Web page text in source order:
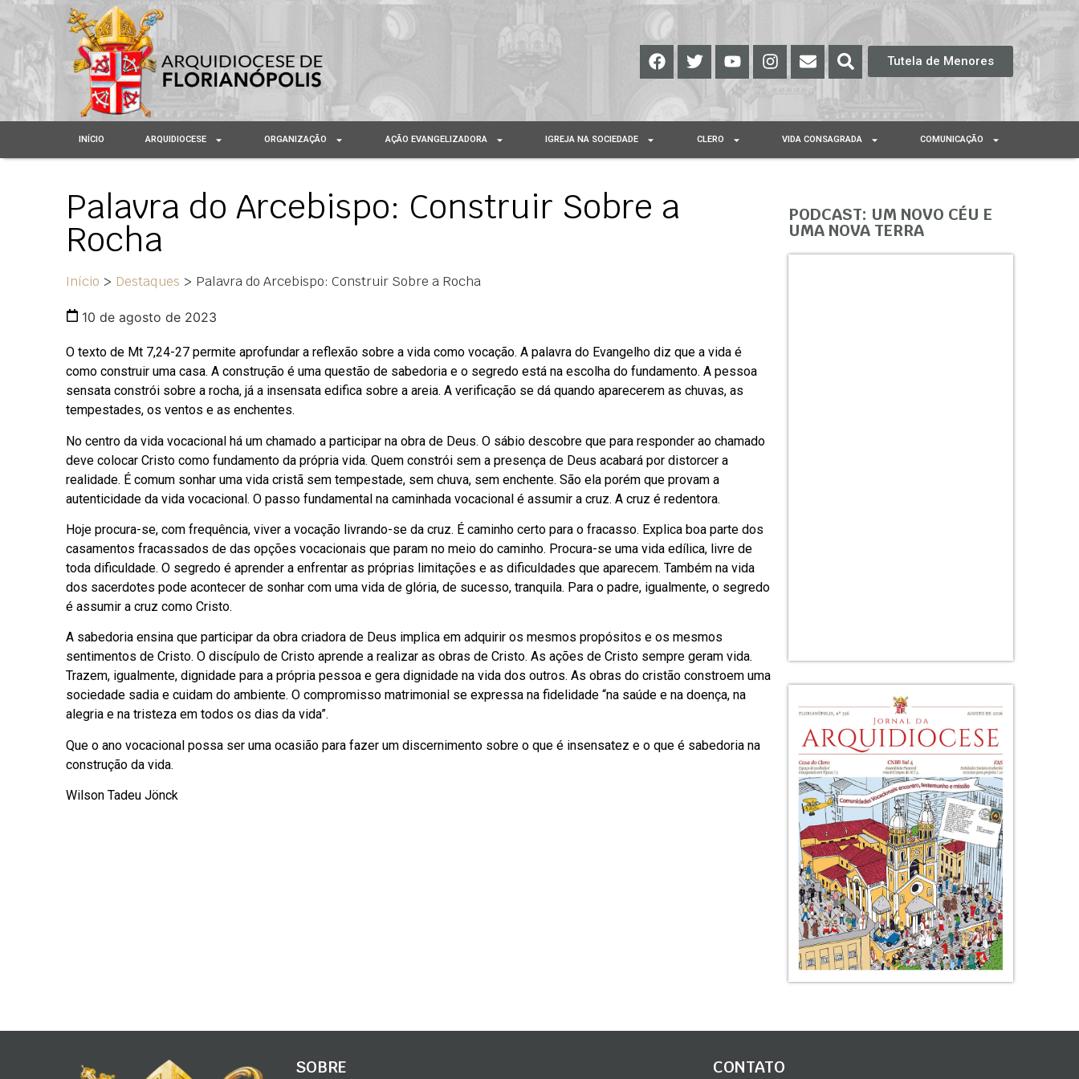
Tutela de Menores
INÍCIO ARQUIDIOCESE ORGANIZAÇÃO AÇÃO EVANGELIZADORA IGREJA NA SOCIEDADE CLERO VIDA CONSAGRADA COMUNICAÇÃO
Palavra do Arcebispo: Construir Sobre a
Rocha
Início > Destaques > Palavra do Arcebispo: Construir Sobre a Rocha
10 de agosto de 2023
O texto de Mt 7,24-27 permite aprofundar a reflexão sobre a vida como vocação. A palavra do Evangelho diz que a vida é
como construir uma casa. A construção é uma questão de sabedoria e o segredo está na escolha do fundamento. A pessoa
sensata constrói sobre a rocha, já a insensata edifica sobre a areia. A verificação se dá quando aparecerem as chuvas, as
tempestades, os ventos e as enchentes.
No centro da vida vocacional há um chamado a participar na obra de Deus. O sábio descobre que para responder ao chamado
deve colocar Cristo como fundamento da própria vida. Quem constrói sem a presença de Deus acabará por distorcer a
realidade. É comum sonhar uma vida cristã sem tempestade, sem chuva, sem enchente. São ela porém que provam a
autenticidade da vida vocacional. O passo fundamental na caminhada vocacional é assumir a cruz. A cruz é redentora.
Hoje procura-se, com frequência, viver a vocação livrando-se da cruz. É caminho certo para o fracasso. Explica boa parte dos
casamentos fracassados de das opções vocacionais que param no meio do caminho. Procura-se uma vida edílica, livre de
toda dificuldade. O segredo é aprender a enfrentar as próprias limitações e as dificuldades que aparecem. Também na vida
dos sacerdotes pode acontecer de sonhar com uma vida de glória, de sucesso, tranquila. Para o padre, igualmente, o segredo
é assumir a cruz como Cristo.
A sabedoria ensina que participar da obra criadora de Deus implica em adquirir os mesmos propósitos e os mesmos
sentimentos de Cristo. O discípulo de Cristo aprende a realizar as obras de Cristo. As ações de Cristo sempre geram vida.
Trazem, igualmente, dignidade para a própria pessoa e gera dignidade na vida dos outros. As obras do cristão constroem uma
sociedade sadia e cuidam do ambiente. O compromisso matrimonial se expressa na fidelidade “na saúde e na doença, na
alegria e na tristeza em todos os dias da vida”.
Que o ano vocacional possa ser uma ocasião para fazer um discernimento sobre o que é insensatez e o que é sabedoria na
construção da vida.
Wilson Tadeu Jönck
PODCAST: UM NOVO CÉU E
UMA NOVA TERRA
SOBRE CONTATO